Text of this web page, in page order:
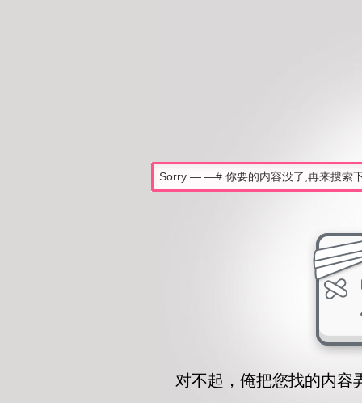
对不起，俺把您找的内容